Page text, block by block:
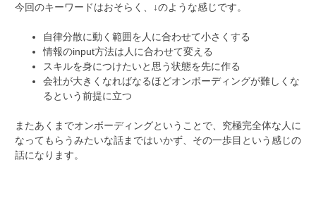
今回のキーワードはおそらく、↓のような感じです。
自律分散に動く範囲を人に合わせて小さくする
情報のinput方法は人に合わせて変える
スキルを身につけたいと思う状態を先に作る
会社が大きくなればなるほどオンボーディングが難しくな
るという前提に立つ
またあくまでオンボーディングということで、究極完全体な人に
なってもらうみたいな話まではいかず、その一歩目という感じの
話になります。